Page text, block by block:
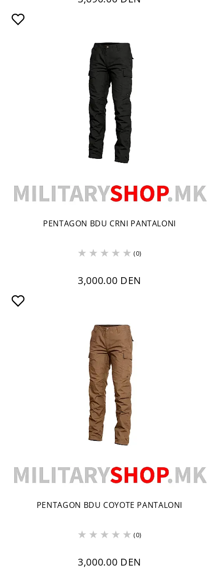
PENTAGON BDU CRNI PANTALONI
(0)
3,000.00 DEN
PENTAGON BDU COYOTE PANTALONI
(0)
3,000.00 DEN